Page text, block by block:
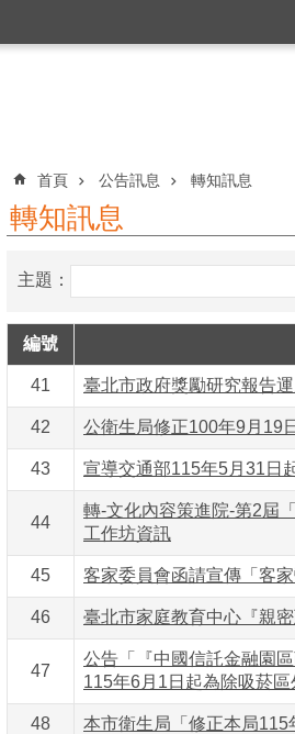
:::
首頁 公告訊息 轉知訊息
轉知訊息
主題：
編號
41 臺北市政府獎勵研究報告
42 公衛生局修正100年9月19
43 宣導交通部115年5月31日
44
轉-文化內容策進院-第2屆
工作坊資訊
45 客家委員會函請宣傳「客
46 臺北市家庭教育中心『親
47
公告「『中國信託金融園
115年6月1日起為除吸菸
48 本市衛生局「修正本局